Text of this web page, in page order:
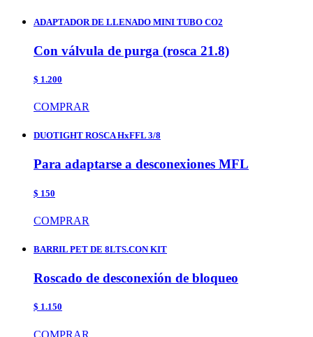
ADAPTADOR DE LLENADO MINI TUBO CO2
Con válvula de purga (rosca 21.8)
$ 1.200
COMPRAR
DUOTIGHT ROSCA HxFFL 3/8
Para adaptarse a desconexiones MFL
$ 150
COMPRAR
BARRIL PET DE 8LTS.CON KIT
Roscado de desconexión de bloqueo
$ 1.150
COMPRAR